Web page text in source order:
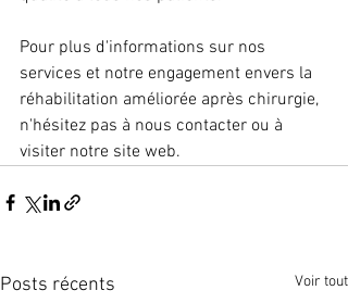
Pour plus d'informations sur nos
services et notre engagement envers la
réhabilitation améliorée après chirurgie,
n'hésitez pas à nous contacter ou à
visiter notre site web.
Posts récents Voir tout